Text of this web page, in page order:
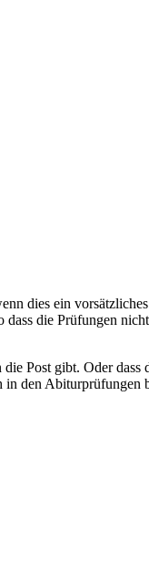
dies ein
die Prüfungen
Post gibt. Oder
den Abiturprüfungen